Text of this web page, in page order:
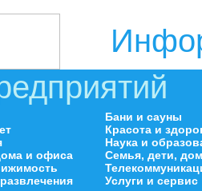
и офиса
Бани и сауны
Красота и
Наука и
Семья, дети,
Услуги и сервис